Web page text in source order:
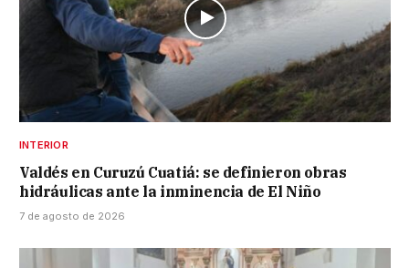
INTERIOR
Valdés en Curuzú Cuatiá: se definieron obras
hidráulicas ante la inminencia de El Niño
7 de agosto de 2026